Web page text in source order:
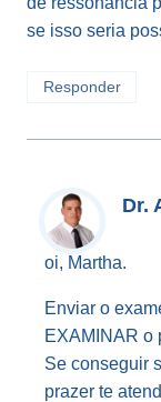
se isso seria
Responder
Dr.
oi, Martha.
Enviar o
EXAMINAR o
Se conseguir
prazer te